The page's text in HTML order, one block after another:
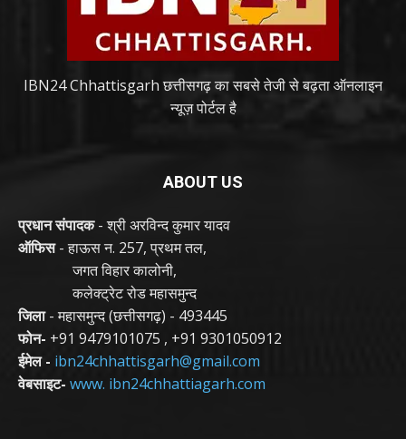
IBN24 Chhattisgarh छत्तीसगढ़ का सबसे तेजी से बढ़ता ऑनलाइन
न्यूज़ पोर्टल है
ABOUT US
प्रधान संपादक- श्री अरविन्द कुमार यादव
ऑफिस- हाऊस न. 257, प्रथम तल,
जगत विहार कालोनी,
कलेक्ट्रेट रोड महासमुन्द
जिला- महासमुन्द (छत्तीसगढ़) - 493445
फोन- +91 9479101075 , +91 9301050912
ईमेल - ibn24chhattisgarh@gmail.com
वेबसाइट- www. ibn24chhattiagarh.com